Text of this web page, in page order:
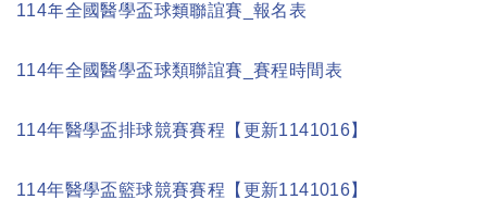
114年全國醫學盃球類聯誼賽_報名表
114年全國醫學盃球類聯誼賽_賽程時間表
114年醫學盃排球競賽賽程【更新1141016】
114年醫學盃籃球競賽賽程【更新1141016】